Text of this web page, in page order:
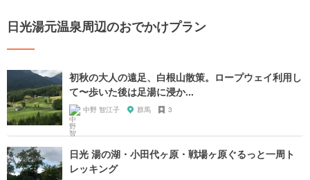
日光湯元温泉周辺のおでかけプラン
初秋の大人の遠足、白根山散策。ロープウェイ利用し
て〜歩いた後は足湯に浸か...
中野 智江子 群馬 3
日光 湯の湖・小田代ヶ原・戦場ヶ原ぐるっと一周ト
レッキング